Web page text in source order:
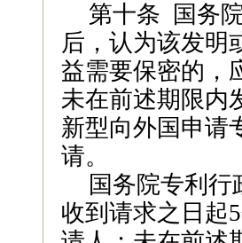
第十条 国务
后，认为该发明
益需要保密的，
未在前述期限内
新型向外国申请
请。
国务院专利
收到请求之日起